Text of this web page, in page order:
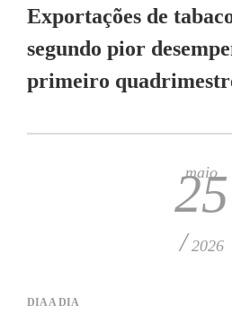
Exportações de
segundo pior
primeiro
maio
25
/ 2026
DIA A DIA